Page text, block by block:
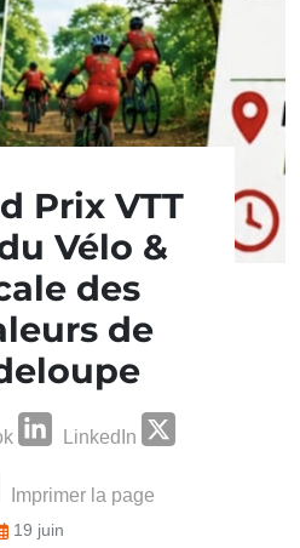
Prix VTT
Vélo &
des
de
LinkedIn
Imprimer la page
19 juin